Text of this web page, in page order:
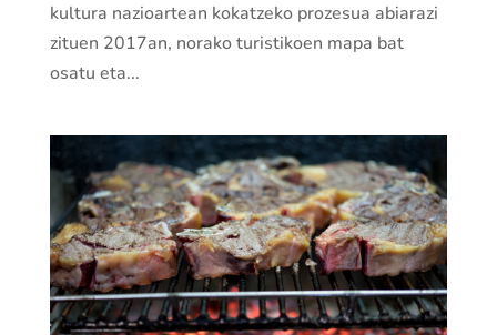
kultura nazioartean kokatzeko prozesua abiarazi
zituen 2017an, norako turistikoen mapa bat
osatu eta...